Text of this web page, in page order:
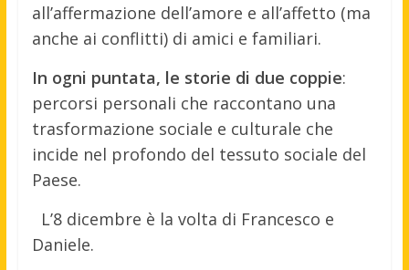
all’affermazione dell’amore e all’affetto (ma
anche ai conflitti) di amici e familiari.
In ogni puntata, le storie di due coppie:
percorsi personali che raccontano una
trasformazione sociale e culturale che
incide nel profondo del tessuto sociale del
Paese.
L’8 dicembre è la volta di Francesco e
Daniele.